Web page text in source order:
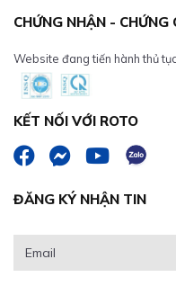
CHỨNG NHẬN - CHỨNG
Website đang tiến hành thủ
KẾT NỐI VỚI ROTO
ĐĂNG KÝ NHẬN TIN